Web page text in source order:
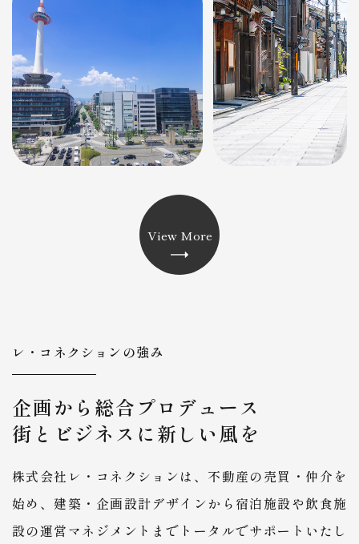
View More
レ・コネクションの強み
企画から総合プロデュース
街とビジネスに新しい風を
株式会社レ・コネクションは、不動産の売買・仲介を
始め、建築・企画設計デザインから宿泊施設や飲食施
設の運営マネジメントまでトータルでサポートいたし